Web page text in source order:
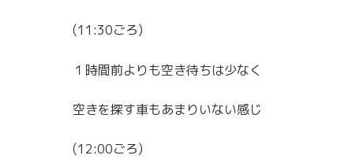
(11:30ごろ)
１時間前よりも空き待ちは少なく
空きを探す車もあまりいない感じ
(12:00ごろ)